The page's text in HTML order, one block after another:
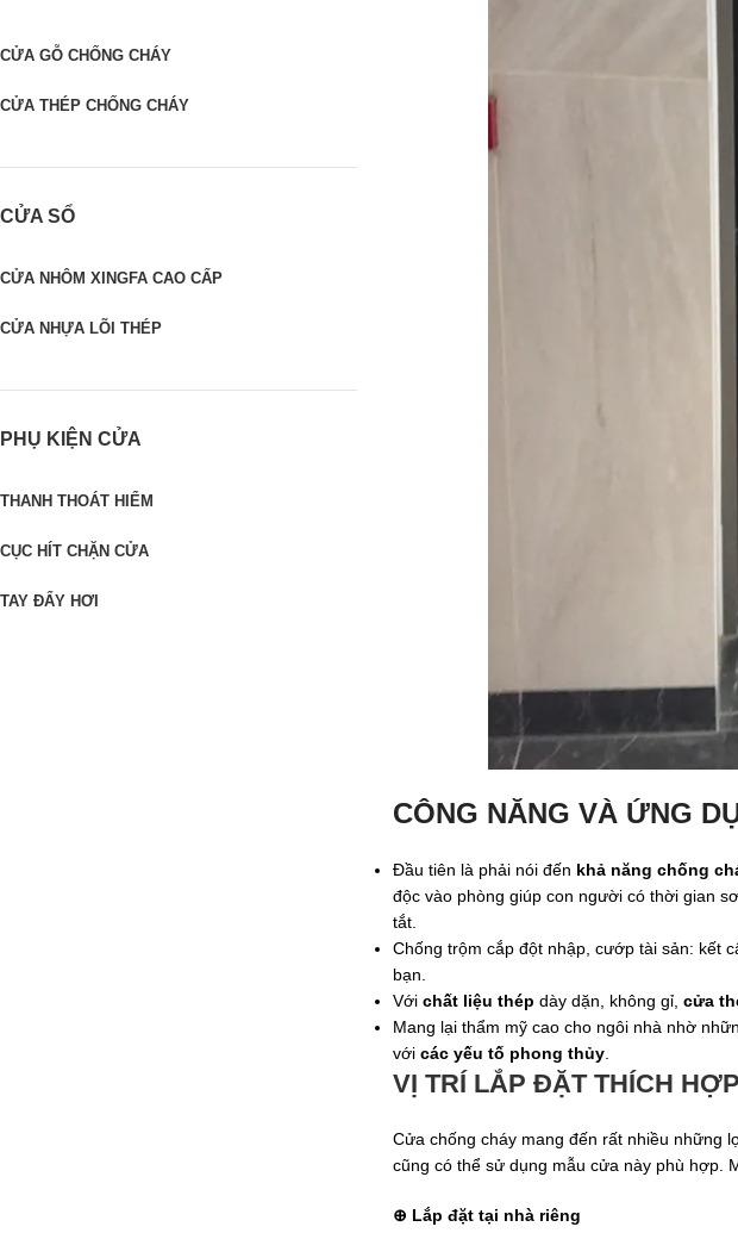
CỬA GỖ CHỐNG CHÁY
CỬA THÉP CHỐNG CHÁY
CỬA SỔ
CỬA NHÔM XINGFA CAO CẤP
CỬA NHỰA LÕI THÉP
PHỤ KIỆN CỬA
THANH THOÁT HIỂM
CỤC HÍT CHẶN CỬA
TAY ĐẨY HƠI
CÔNG NĂNG VÀ ỨNG
Đầu tiên là phải nói đến khả năng chống
độc vào phòng giúp con người có thời gian
tắt.
Chống trộm cắp đột nhập, cướp tài sản: kết
bạn.
Với chất liệu thép dày dặn, không gỉ, cửa
Mang lại thẩm mỹ cao cho ngôi nhà nhờ
với các yếu tố phong thủy.
VỊ TRÍ LẮP ĐẶT THÍCH
Cửa chống cháy mang đến rất nhiều những
cũng có thể sử dụng mẫu cửa này phù hợp.
⊕ Lắp đặt tại nhà riêng